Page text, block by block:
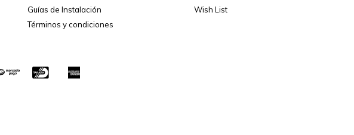
Guías de Instalación
Términos y condiciones
Wish List